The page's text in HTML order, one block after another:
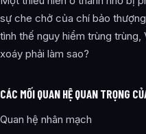
sự che chở của chí bảo
tình thế nguy hiểm trùng
xoáy phải làm sao?
CÁC MỐI QUAN HỆ QUAN TRỌNG
Quan hệ nhân mạch